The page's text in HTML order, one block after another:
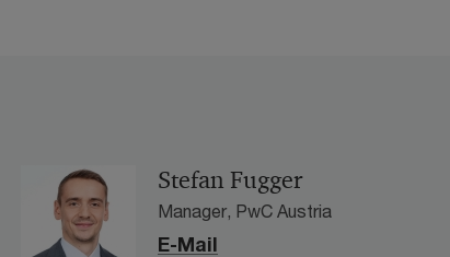
Stefan Fugger
Manager, PwC Austria
E-Mail